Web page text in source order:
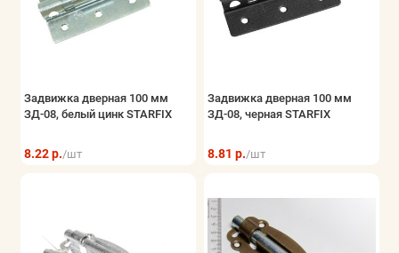
Задвижка дверная 100 мм
ЗД-08, белый цинк STARFIX
8.22 р./шт
Задвижка дверная 100 мм
ЗД-08, черная STARFIX
8.81 р./шт